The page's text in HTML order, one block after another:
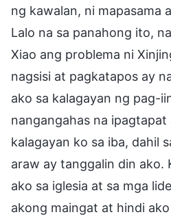
ng kawalan, ni mapasama
Lalo na sa panahong ito,
Xiao ang problema ni
nagsisi at pagkatapos ay
ako sa kalagayan ng pag-
nangangahas na
kalagayan ko sa iba, dahil
araw ay tanggalin din ako.
ako sa iglesia at sa mga
akong maingat at hindi